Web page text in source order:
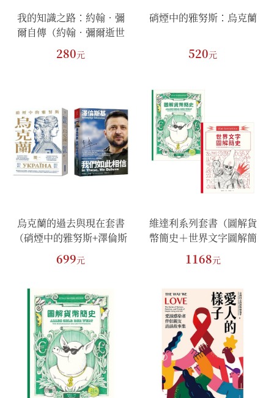
我的知識之路：約翰．彌
爾自傳（約翰．彌爾逝世
150週年紀念版）
280元
硝煙中的雅努斯：烏克蘭
520元
烏克蘭的過去與現在套書
（硝煙中的雅努斯+澤倫斯
基）
699元
維達利系列套書（圖解貨
幣簡史＋世界文字圖解簡
史）
1168元